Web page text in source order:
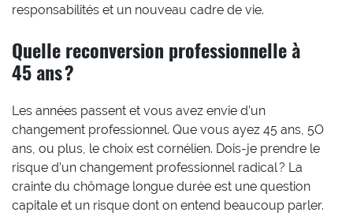
responsabilités et un nouveau cadre de vie.
Quelle reconversion professionnelle à
45 ans ?
Les années passent et vous avez envie d’un
changement professionnel. Que vous ayez 45 ans, 5O
ans, ou plus, le choix est cornélien. Dois-je prendre le
risque d’un changement professionnel radical ? La
crainte du chômage longue durée est une question
capitale et un risque dont on entend beaucoup parler.